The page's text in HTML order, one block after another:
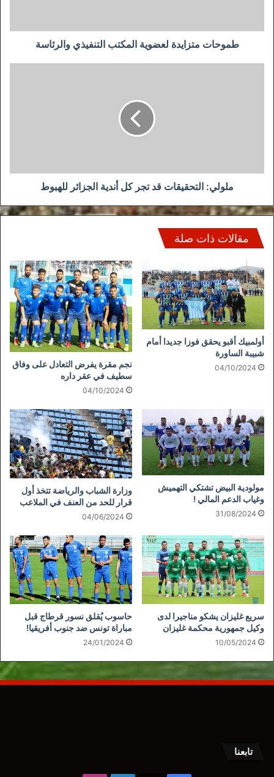
طموحات متزايدة لعضوية المكتب التنفيذي والرئاسة
ملولي: التحقيقات قد تجر كل أندية الجزائر للهبوط
مقالات ذات صلة
أولمبيك أقبو يحقق فوزا جديدا أمام
شبيبة الساورة
04/10/2024
نجم مقرة يفرض التعادل على وفاق
سطيف في عقر داره
04/10/2024
مولودية البيض تشتكي التهميش
وغياب الدعم المالي !
31/08/2024
وزارة الشباب والرياضة تتخذ أول
قرار للحد من العنف في الملاعب
04/06/2024
سريع غليزان يشكو مناجيرا لدى
وكيل جمهورية محكمة غليزان
10/05/2024
حاسوب يُقلق نسور قرطاج قبل
مباراة تونس ضد جنوب أفريقيا!
24/01/2024
تابعنا